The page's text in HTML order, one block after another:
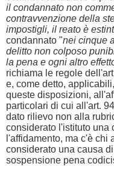
il condannato non
contravvenzione della
impostigli, il reato è
condannato "nei cinque
delitto non colposo
la pena e ogni altro
richiama le regole
e, come detto,
queste disposizioni,
particolari di cui all'art.
dato rilievo non alla
considerato l'istituto una
l'affidamento, ma c'è chi
considerato una causa
sospensione pena